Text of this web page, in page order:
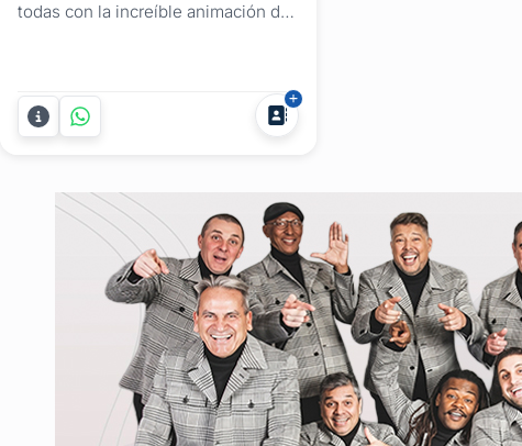
todas con la increíble animación de
rincón de Uruguay donde se celebre
tu Fiesta, Despedida de Año o
Evento, nosotros estamos ahí para
experiencia inolvidable con el...